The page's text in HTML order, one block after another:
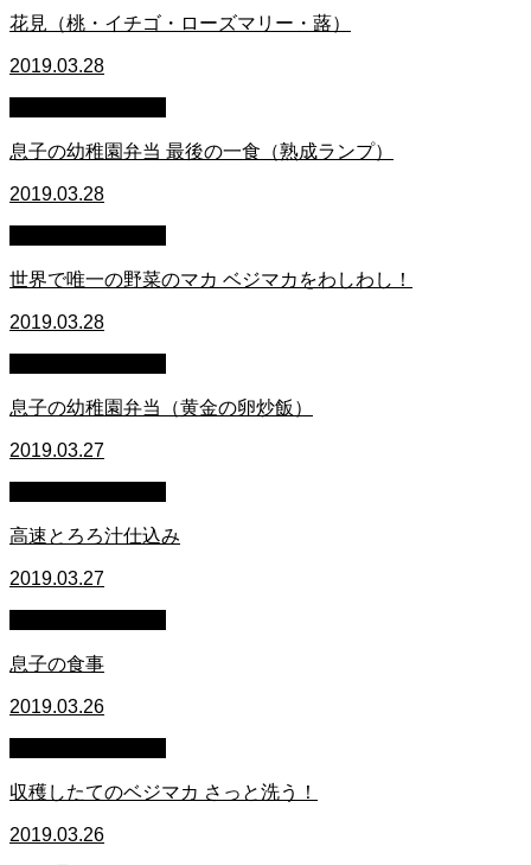
花見（桃・イチゴ・ローズマリー・蕗）
2019.03.28
息子の幼稚園弁当 最後の一食（熟成ランプ）
2019.03.28
世界で唯一の野菜のマカ ベジマカをわしわし！
2019.03.28
息子の幼稚園弁当（黄金の卵炒飯）
2019.03.27
高速とろろ汁仕込み
2019.03.27
息子の食事
2019.03.26
収穫したてのベジマカ さっと洗う！
2019.03.26